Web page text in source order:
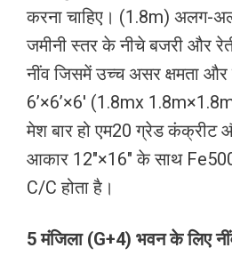
करना चाहिए। (1.8m) अलग-
जमीनी स्तर के नीचे बजरी और
नींव जिसमें उच्च असर क्षमता
6’×6’×6′ (1.8mx
मेश बार हो एम20 ग्रेड कंक्रीट
आकार 12″×16″ के साथ
C/C होता है।
5 मंजिला (G+4) भवन के लिए